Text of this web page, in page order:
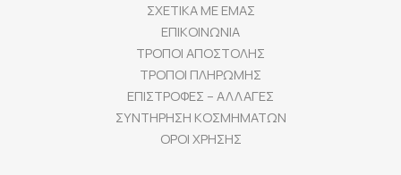
ΣΧΕΤΙΚΑ ΜΕ ΕΜΑΣ
ΕΠΙΚΟΙΝΩΝΙΑ
ΤΡΟΠΟΙ ΑΠΟΣΤΟΛΗΣ
ΤΡΟΠΟΙ ΠΛΗΡΩΜΗΣ
ΕΠΙΣΤΡΟΦΕΣ – ΑΛΛΑΓΕΣ
ΣΥΝΤΗΡΗΣΗ ΚΟΣΜΗΜΑΤΩΝ
ΟΡΟΙ ΧΡΗΣΗΣ